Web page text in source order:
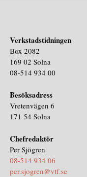
Verkstadstidningen
Box 2082
169 02 Solna
08-514 934 00
Besöksadress
Vretenvägen 6
171 54 Solna
Chefredaktör
Per Sjögren
08-514 934 06
per.sjogren@vtf.se